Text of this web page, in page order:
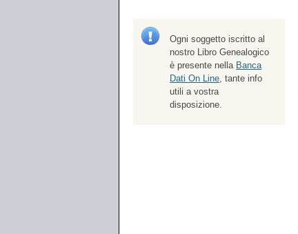
Ogni soggetto iscritto al
nostro Libro Genealogico
è presente nella Banca
Dati On Line , tante info
utili a vostra
disposizione.